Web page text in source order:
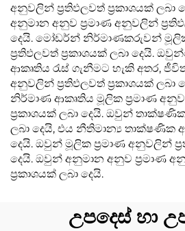
අනුවලින් ප්‍රතිඵලවත් ප්‍රකාශයක්
අනුමාන අනුව ප්‍රමාණ අනුවලින්
දෙයි. මෝඩර්න් නිර්මාණකරුවන්
ප්‍රතිඵලවත් ප්‍රකාශයක් ලබා දෙයි.
ආකෘතිය රැස් ගැනීමට හැකි අතර,
අනුවලින් ප්‍රතිඵලවත් ප්‍රකාශයක්
නිර්මාණ ආකෘතිය මූලික ප්‍රමාණ
ප්‍රකාශයක් ලබා දෙයි. ඔවුන්
ලබා දෙයි, එය නීතිමාන්‍ය තාක්ෂණික
දෙයි. ඔවුන් මූලික ප්‍රමාණ අනුවලින්
දෙයි. ඔවුන් අනුමාන අනුව ප්‍රමාණ
ප්‍රකාශයක් ලබා දෙයි.
උපදෙස් හා